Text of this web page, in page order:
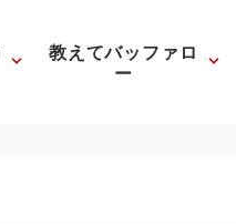
教えてバッファロ
ー